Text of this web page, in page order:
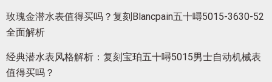
玫瑰金潜水表值得买吗？复刻Blancpain五十噚5015-3630-52
全面解析
经典潜水表风格解析：复刻宝珀五十噚5015男士自动机械表
值得买吗？